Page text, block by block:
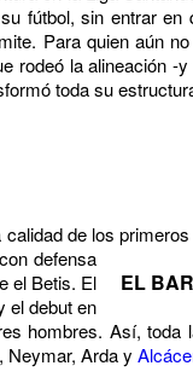
fútbol, sin entraren
Para quien aún
rodeó la alineación -
toda su
de los
EL
defensa
el Betis. El
el debut en
hombres. Así, toda
Neymar, Arda y